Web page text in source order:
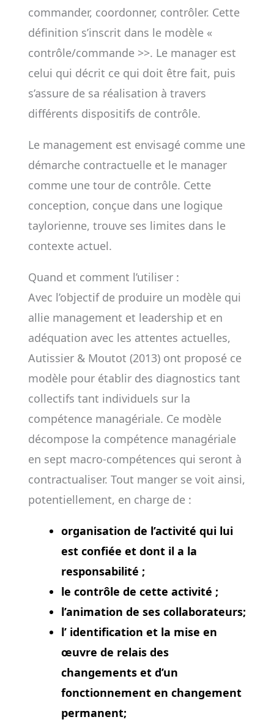
commander, coordonner, contrôler. Cette
définition s’inscrit dans le modèle «
contrôle/commande >>. Le manager est
celui qui décrit ce qui doit être fait, puis
s’assure de sa réalisation à travers
différents dispositifs de contrôle.
Le management est envisagé comme une
démarche contractuelle et le manager
comme une tour de contrôle. Cette
conception, conçue dans une logique
taylorienne, trouve ses limites dans le
contexte actuel.
Quand et comment l’utiliser :
Avec l’objectif de produire un modèle qui
allie management et leadership et en
adéquation avec les attentes actuelles,
Autissier & Moutot (2013) ont proposé ce
modèle pour établir des diagnostics tant
collectifs tant individuels sur la
compétence managériale. Ce modèle
décompose la compétence managériale
en sept macro-compétences qui seront à
contractualiser. Tout manger se voit ainsi,
potentiellement, en charge de :
organisation de l’activité qui lui
est confiée et dont il a la
responsabilité ;
le contrôle de cette activité ;
l’animation de ses collaborateurs;
l’ identification et la mise en
œuvre de relais des
changements et d’un
fonctionnement en changement
permanent;